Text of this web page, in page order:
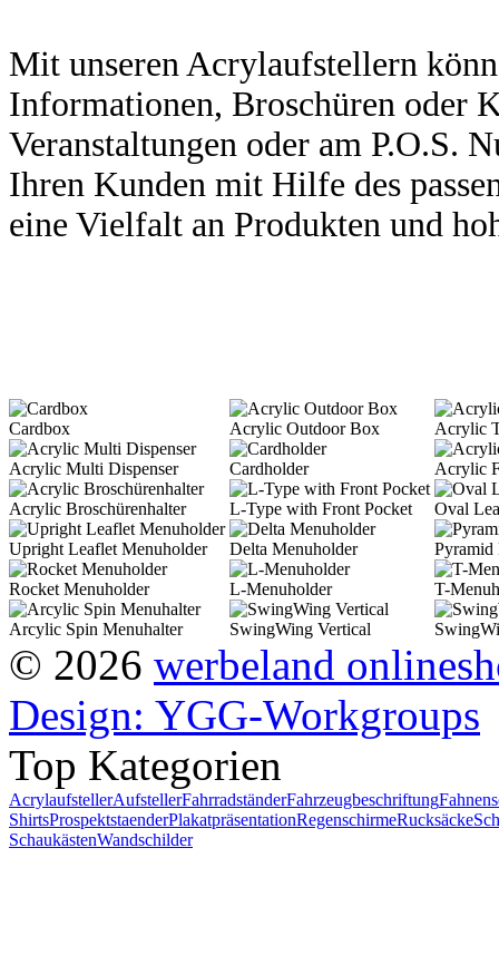
Mit unseren Acrylaufstellern
Informationen, Broschüren oder
Veranstaltungen oder am P.O.S.
Ihren Kunden mit Hilfe des
eine Vielfalt an Produkten und
Cardbox Acrylic Outdoor Box Acrylic
Acrylic Multi Dispenser Cardholder Acrylic
Acrylic Broschürenhalter L-Type with Front Pocket Oval
Upright Leaflet Menuholder Delta Menuholder Pyramid
Rocket Menuholder L-Menuholder T-
Arcylic Spin Menuhalter SwingWing Vertical
© 2026 werbeland
Design: YGG-Workgroups
Top Kategorien
AcrylaufstellerAufstellerFahrradständerFahrzeugbeschriftung
ShirtsProspektstaenderPlakatpräsentationRegenschirmeRucksäcke
SchaukästenWandschilder